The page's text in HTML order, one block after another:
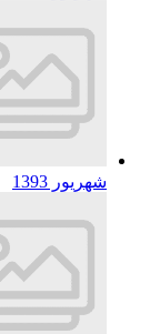
شهریور 1393